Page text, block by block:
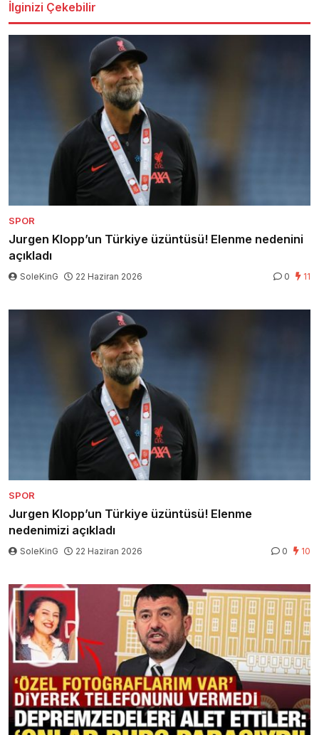
İlginizi Çekebilir
SPOR
Jurgen Klopp’un Türkiye üzüntüsü! Elenme nedenini
açıkladı
SoleKinG 22 Haziran 2026 0 11
SPOR
Jurgen Klopp’un Türkiye üzüntüsü! Elenme
nedenimizi açıkladı
SoleKinG 22 Haziran 2026 0 10